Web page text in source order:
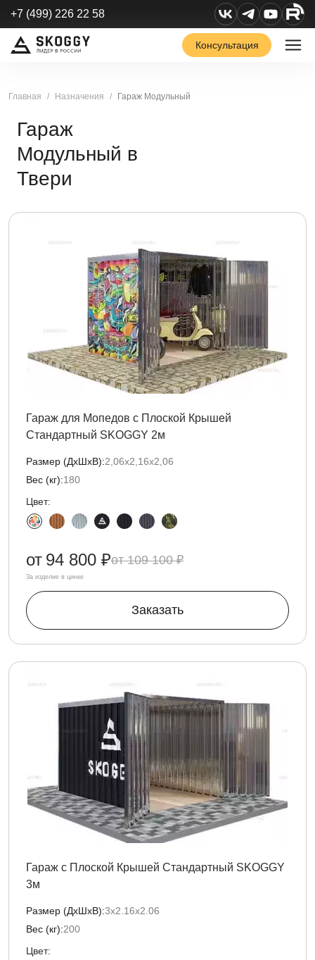
+7 (499) 226 22 58
Консультация
Главная Назначения Гараж Модульный
Гараж
Модульный в
Твери
Гараж для Мопедов с Плоской Крышей
Стандартный SKOGGY 2м
Размер (ДxШxВ):2,06х2,16х2,06
Вес (кг):180
Цвет:
109 100 ₽
от 94 800 ₽
За изделие в цинке
Заказать
Гараж с Плоской Крышей Стандартный SKOGGY
3м
Размер (ДxШxВ):3х2.16х2.06
Вес (кг):200
Цвет: